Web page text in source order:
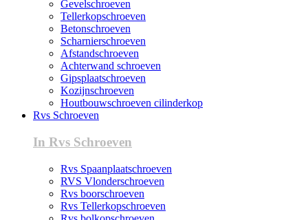
Gevelschroeven
Tellerkopschroeven
Betonschroeven
Scharnierschroeven
Afstandschroeven
Achterwand schroeven
Gipsplaatschroeven
Kozijnschroeven
Houtbouwschroeven cilinderkop
Rvs Schroeven
In Rvs Schroeven
Rvs Spaanplaatschroeven
RVS Vlonderschroeven
Rvs boorschroeven
Rvs Tellerkopschroeven